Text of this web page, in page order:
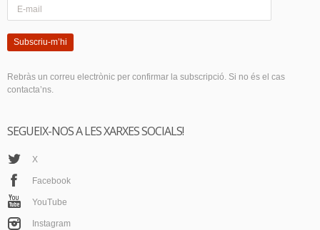
Subscriu-m’hi
Rebràs un correu electrònic per confirmar la subscripció. Si no és el cas
contacta’ns.
SEGUEIX-NOS A LES XARXES SOCIALS!
X
Facebook
YouTube
Instagram